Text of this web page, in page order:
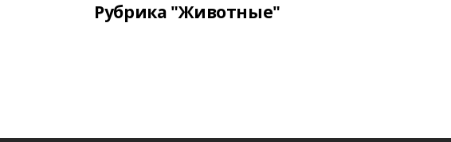
Рубрика "Животные"